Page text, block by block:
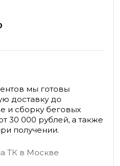
мы готовы
доставку до
и сборку беговых
30 000 рублей, а также
получении.
ТК в Москве